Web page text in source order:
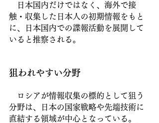
日本国内だけではなく、海外で接
触・収集した日本人の初期情報をもと
に、日本国内での諜報活動を展開して
いると推察される。
狙われやすい分野
ロシアが情報収集の標的として狙う
分野は、日本の国家戦略や先端技術に
直結する領域が中心となっている。